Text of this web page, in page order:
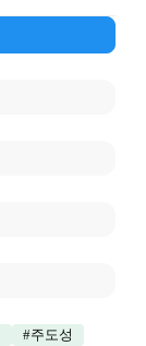
#주도성